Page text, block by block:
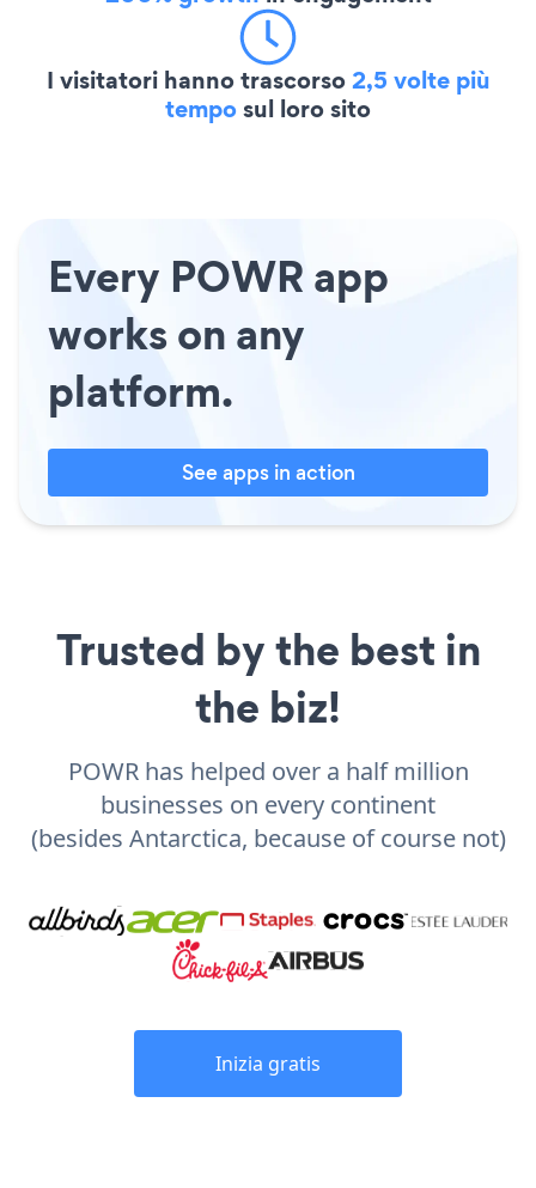
I visitatori hanno trascorso2,5 volte più
temposul loro sito
Every POWR app
works on any
platform.
See apps in action
Trusted by the best in
the biz!
POWR has helped over a half million
businesses on every continent
(besides Antarctica, because of course not)
Inizia gratis